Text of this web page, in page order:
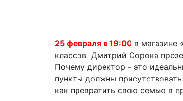
25 февраля в 19:00 в магазине
классов Дмитрий Сорока
Почему директор – это
пункты должны
как превратить свою семью в